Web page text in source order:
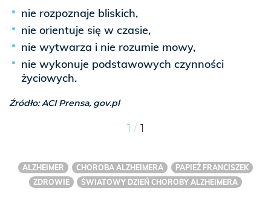
nie rozpoznaje bliskich,
nie orientuje się w czasie,
nie wytwarza i nie rozumie mowy,
nie wykonuje podstawowych czynności
życiowych.
Źródło: ACI Prensa, gov.pl
1 / 1
ALZHEIMER CHOROBA ALZHEIMERA
PAPIEŻ FRANCISZEK
ZDROWIE
ŚWIATOWY DZIEŃ CHOROBY ALZHEIMERA